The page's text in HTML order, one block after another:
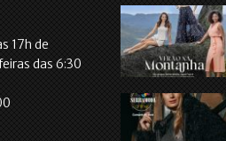
17h de
das 6:30